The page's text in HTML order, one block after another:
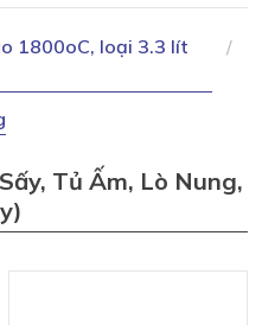
1800oC, loại 3.3 lít
Tủ Ấm, Lò Nung,